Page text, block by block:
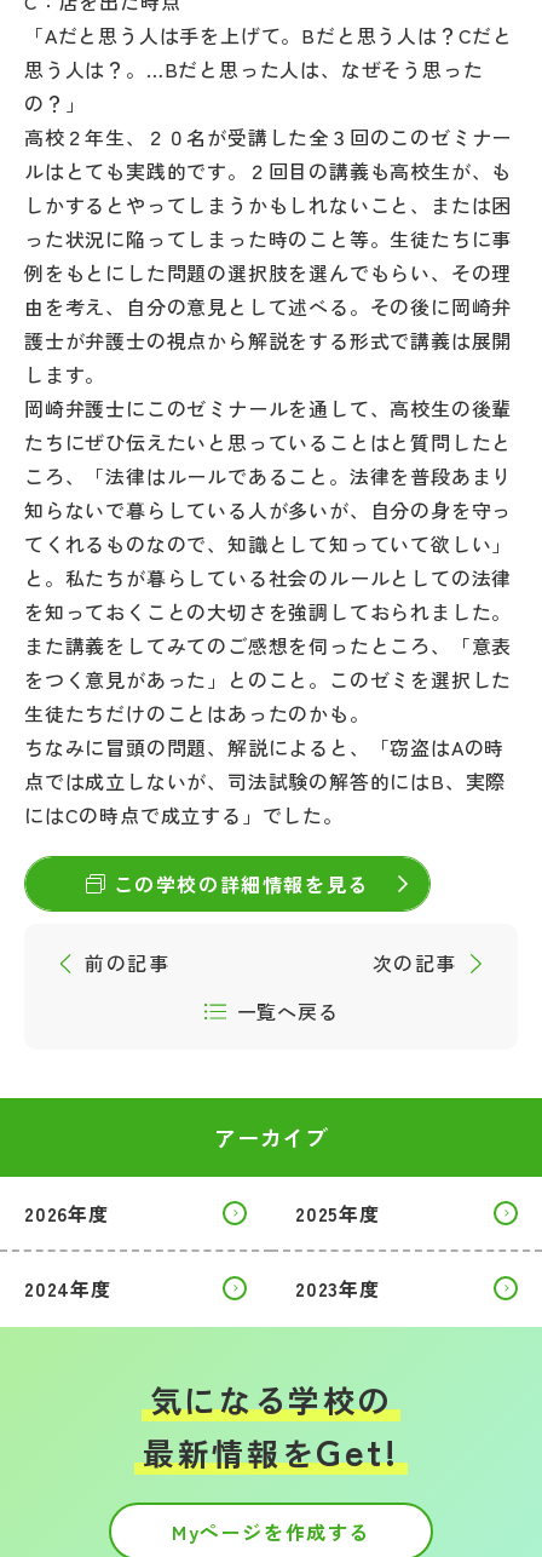
お問い合わせ
個人情報保護方針
サイトマップ
運営会社
「Aだと思う人は手を上げて。Bだと思う人は？Cだと
思う人は？。…Bだと思った人は、なぜそう思った
の？」
高校２年生、２０名が受講した全３回のこのゼミナー
ルはとても実践的です。２回目の講義も高校生が、も
しかするとやってしまうかもしれないこと、または困
った状況に陥ってしまった時のこと等。生徒たちに事
例をもとにした問題の選択肢を選んでもらい、その理
由を考え、自分の意見として述べる。その後に岡崎弁
護士が弁護士の視点から解説をする形式で講義は展開
します。
岡崎弁護士にこのゼミナールを通して、高校生の後輩
たちにぜひ伝えたいと思っていることはと質問したと
ころ、「法律はルールであること。法律を普段あまり
知らないで暮らしている人が多いが、自分の身を守っ
てくれるものなので、知識として知っていて欲しい」
と。私たちが暮らしている社会のルールとしての法律
を知っておくことの大切さを強調しておられました。
また講義をしてみてのご感想を伺ったところ、「意表
をつく意見があった」とのこと。このゼミを選択した
生徒たちだけのことはあったのかも。
ちなみに冒頭の問題、解説によると、「窃盗はAの時
点では成立しないが、司法試験の解答的にはB、実際
にはCの時点で成立する」でした。
この学校の詳細情報を見る
前の記事
一覧へ戻る
次の記事
アーカイブ
2026年度 2025年度
2024年度 2023年度
気になる学校の
最新情報をGet!
Myページを作成する